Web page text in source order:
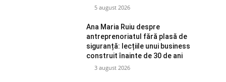
5 august 2026
Ana Maria Ruiu despre
antreprenoriatul fără plasă de
siguranță: lecțiile unui business
construit înainte de 30 de ani
3 august 2026